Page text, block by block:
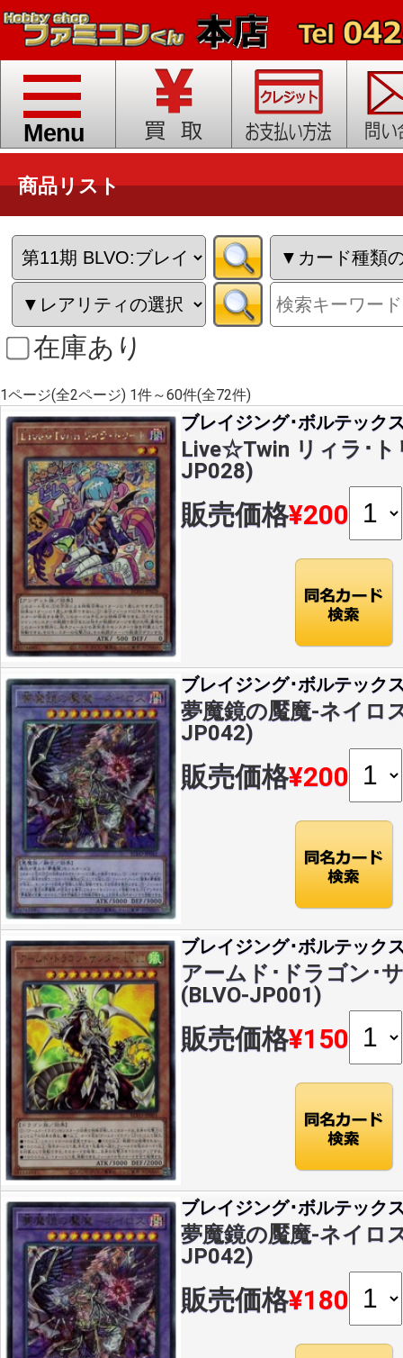
toggle
navigation
Menu
商品リスト
在庫あり
1ページ(全2ページ) 1件～60件(全72件)
ブレイジング･ボルテック
Live☆Twin リィラ･ト
JP028)
販売価格¥200
ブレイジング･ボルテック
夢魔鏡の魘魔-ネイロ
JP042)
販売価格¥200
ブレイジング･ボルテック
アームド･ドラゴン･
(BLVO-JP001)
販売価格¥150
ブレイジング･ボルテック
夢魔鏡の魘魔-ネイロ
JP042)
販売価格¥180